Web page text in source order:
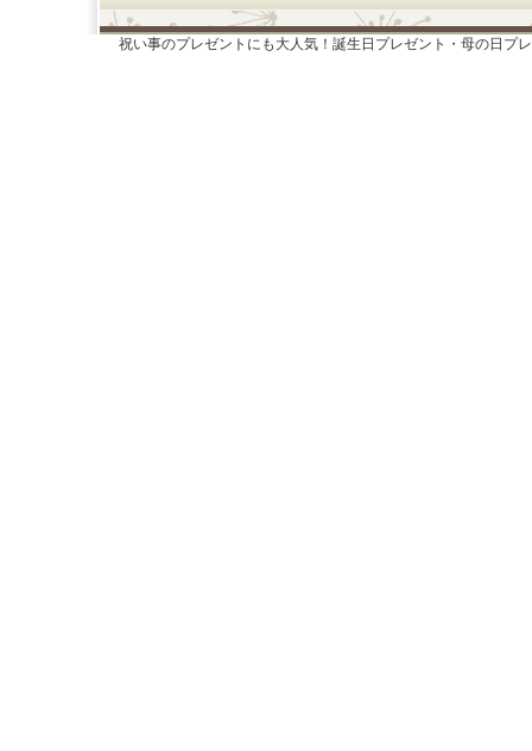
祝い事のプレゼントにも大人気！誕生日プレゼント・母の日プ